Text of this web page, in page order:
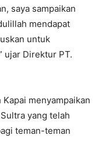
saya sampaikan
mendapat
untuk
ujar Direktur PT.
menyampaikan
yang telah
teman-teman